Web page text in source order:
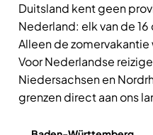
Duitsland kent geen
Nederland: elk van de
Alleen de
Voor Nederlandse
Niedersachsen en
grenzen direct aan ons